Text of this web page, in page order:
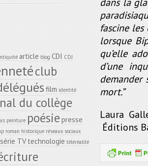
fascine les
lorsque
qu’elle
d’une
demander
mort.”
Laura
Éditions
article blog CDI CDJ
club
film identité
du collège
peinture poésie presse
roman historique réseaux sociaux
série TV technologie téléréalité